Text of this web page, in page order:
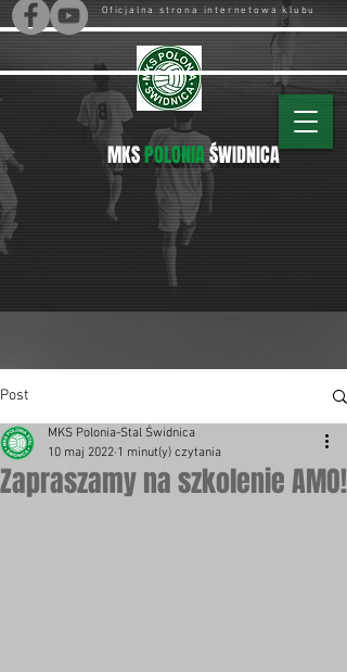
Oficjalna strona internetowa klubu
MKSPOLONIAŚWIDNICA
Post
Zapraszamy na szkolenie AMO!
MKS Polonia-Stal Świdnica
10 maj 2022 1 minut(y) czytania